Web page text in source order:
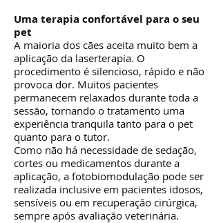
Uma terapia confortável para o seu
pet
A maioria dos cães aceita muito bem a
aplicação da laserterapia. O
procedimento é silencioso, rápido e não
provoca dor. Muitos pacientes
permanecem relaxados durante toda a
sessão, tornando o tratamento uma
experiência tranquila tanto para o pet
quanto para o tutor.
Como não há necessidade de sedação,
cortes ou medicamentos durante a
aplicação, a fotobiomodulação pode ser
realizada inclusive em pacientes idosos,
sensíveis ou em recuperação cirúrgica,
sempre após avaliação veterinária.